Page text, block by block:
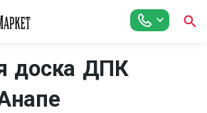
доска ДПК